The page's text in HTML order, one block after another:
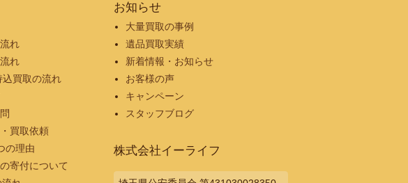
れ
れ
買取の流れ
買取依頼
の理由
寄付について
お知らせ
大量買取の事例
遺品買取実績
新着情報・お知らせ
お客様の声
キャンペーン
スタッフブログ
株式会社イーライフ